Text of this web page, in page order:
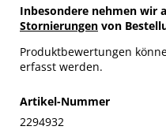
Inbesondere nehmen wir
Stornierungen von
Produktbewertungen
erfasst werden.
Artikel-Nummer
2294932